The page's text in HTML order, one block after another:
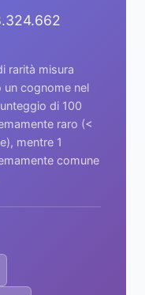
rarità misura
un cognome nel
di 100
raro (<
mentre 1
comune